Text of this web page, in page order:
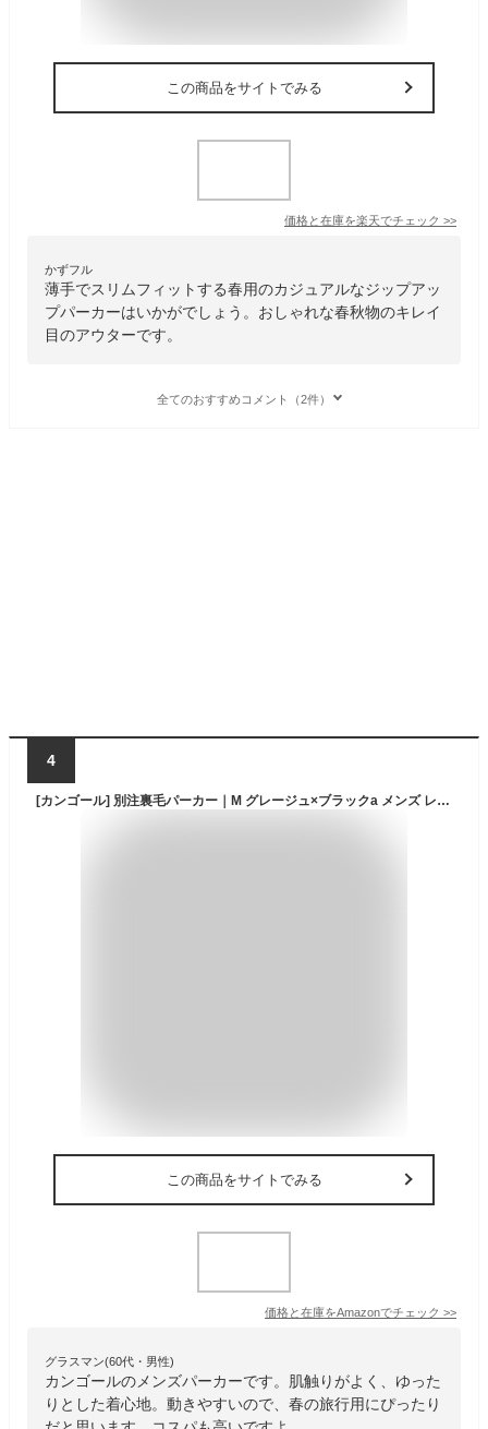
この商品をサイトでみる
価格と在庫を楽天でチェック >>
かずフル
薄手でスリムフィットする春用のカジュアルなジップアッ
プパーカーはいかがでしょう。おしゃれな春秋物のキレイ
目のアウターです。
全てのおすすめコメント（2件）
4
[カンゴール] 別注裏毛パーカー｜M グレージュ×ブラックa メンズ レディース ユニセックス プルオーバーパーカー スウェット 長袖 フーディ オーバーサイズ ゆったり ビッグシルエット ワンポイント ブランド ロゴ 秋服 冬服 春服
この商品をサイトでみる
価格と在庫をAmazonでチェック >>
グラスマン(60代・男性)
カンゴールのメンズパーカーです。肌触りがよく、ゆった
りとした着心地。動きやすいので、春の旅行用にぴったり